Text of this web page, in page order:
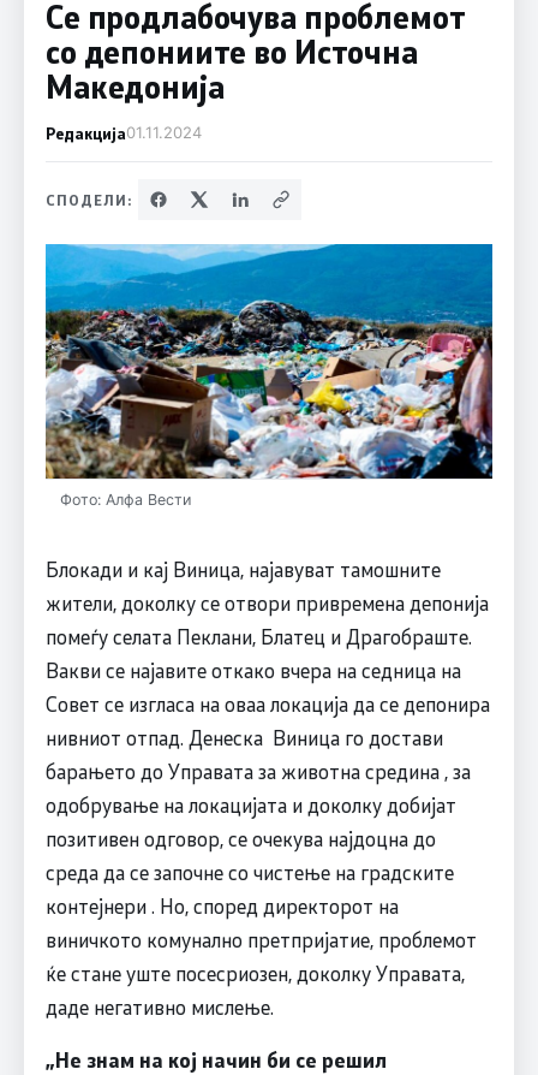
Се продлабочува проблемот
со депониите во Источна
Македонија
Редакција01.11.2024
СПОДЕЛИ:
Фото: Алфа Вести
Блокади и кај Виница, најавуват тамошните
жители, доколку се отвори привремена депонија
помеѓу селата Пеклани, Блатец и Драгобраште.
Вакви се најавите откако вчера на седница на
Совет се изгласа на оваа локација да се депонира
нивниот отпад. Денеска Виница го достави
барањето до Управата за животна средина , за
одобрување на локацијата и доколку добијат
позитивен одговор, се очекува најдоцна до
среда да се започне со чистење на градските
контејнери . Но, според директорот на
виничкото комунално претпријатие, проблемот
ќе стане уште посесриозен, доколку Управата,
даде негативно мислење.
„Не знам на кој начин би се решил